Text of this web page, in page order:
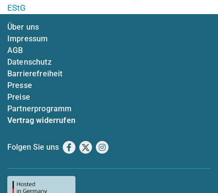
EStG
Über uns
Impressum
AGB
Datenschutz
Barrierefreiheit
Presse
Preise
Partnerprogramm
Vertrag widerrufen
Folgen Sie uns Facebook
X Instagram